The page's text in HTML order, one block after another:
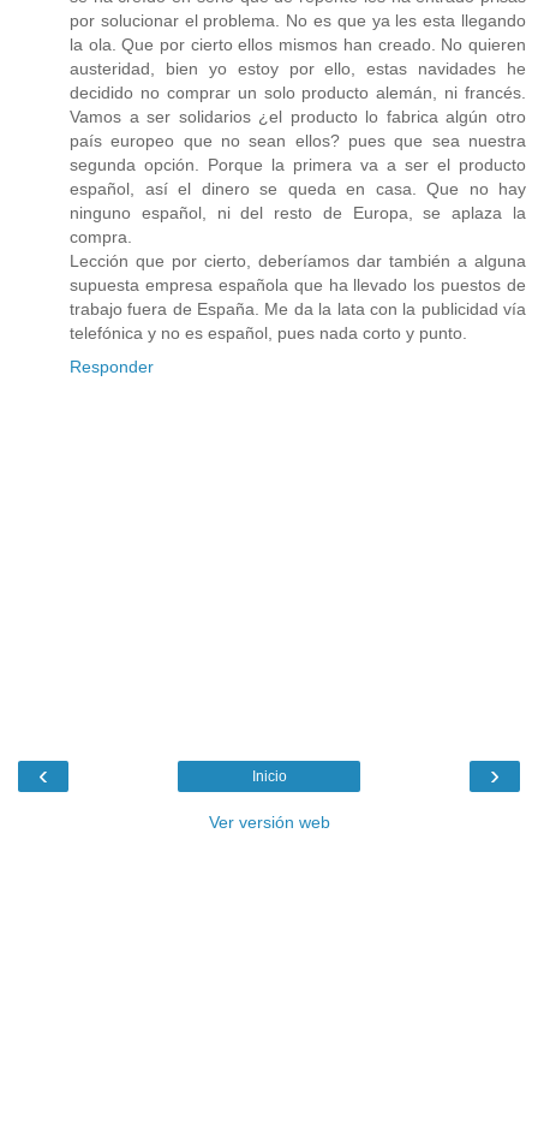
por solucionar el problema. No es que ya les esta llegando
la ola. Que por cierto ellos mismos han creado. No quieren
austeridad, bien yo estoy por ello, estas navidades he
decidido no comprar un solo producto alemán, ni francés.
Vamos a ser solidarios ¿el producto lo fabrica algún otro
país europeo que no sean ellos? pues que sea nuestra
segunda opción. Porque la primera va a ser el producto
español, así el dinero se queda en casa. Que no hay
ninguno español, ni del resto de Europa, se aplaza la
compra.
Lección que por cierto, deberíamos dar también a alguna
supuesta empresa española que ha llevado los puestos de
trabajo fuera de España. Me da la lata con la publicidad vía
telefónica y no es español, pues nada corto y punto.
Responder
‹ ›
Inicio
Ver versión web